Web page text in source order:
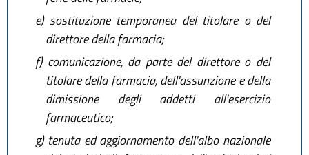
e)sostituzione temporanea del titolare o del
direttore della farmacia;
f)comunicazione, da parte del direttore o del
titolare della farmacia, dell'assunzione e della
dimissione degli addetti all'esercizio
farmaceutico;
g)tenuta ed aggiornamento dell'albo nazionale